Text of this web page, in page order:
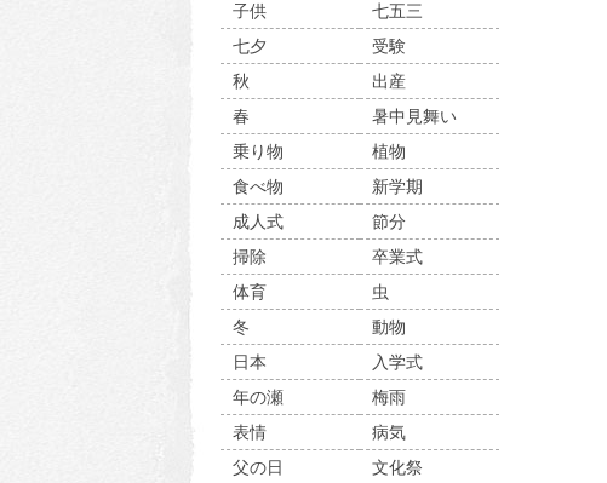
子供
七五三
七夕
受験
秋
出産
春
暑中見舞い
乗り物
植物
食べ物
新学期
成人式
節分
掃除
卒業式
体育
虫
冬
動物
日本
入学式
年の瀬
梅雨
表情
病気
父の日
文化祭